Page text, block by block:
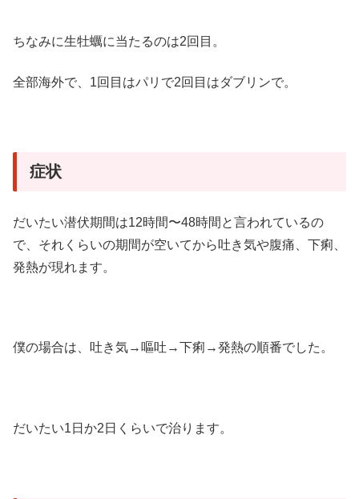
ちなみに生牡蠣に当たるのは2回目。
全部海外で、1回目はパリで2回目はダブリンで。
症状
だいたい潜伏期間は12時間〜48時間と言われているの
で、それくらいの期間が空いてから吐き気や腹痛、下痢、
発熱が現れます。
僕の場合は、吐き気→嘔吐→下痢→発熱の順番でした。
だいたい1日か2日くらいで治ります。